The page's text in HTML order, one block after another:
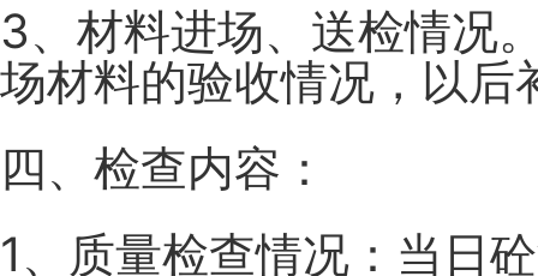
3、材料进场、送检情况
场材料的验收情况，以
四、检查内容：
1、质量检查情况：当日